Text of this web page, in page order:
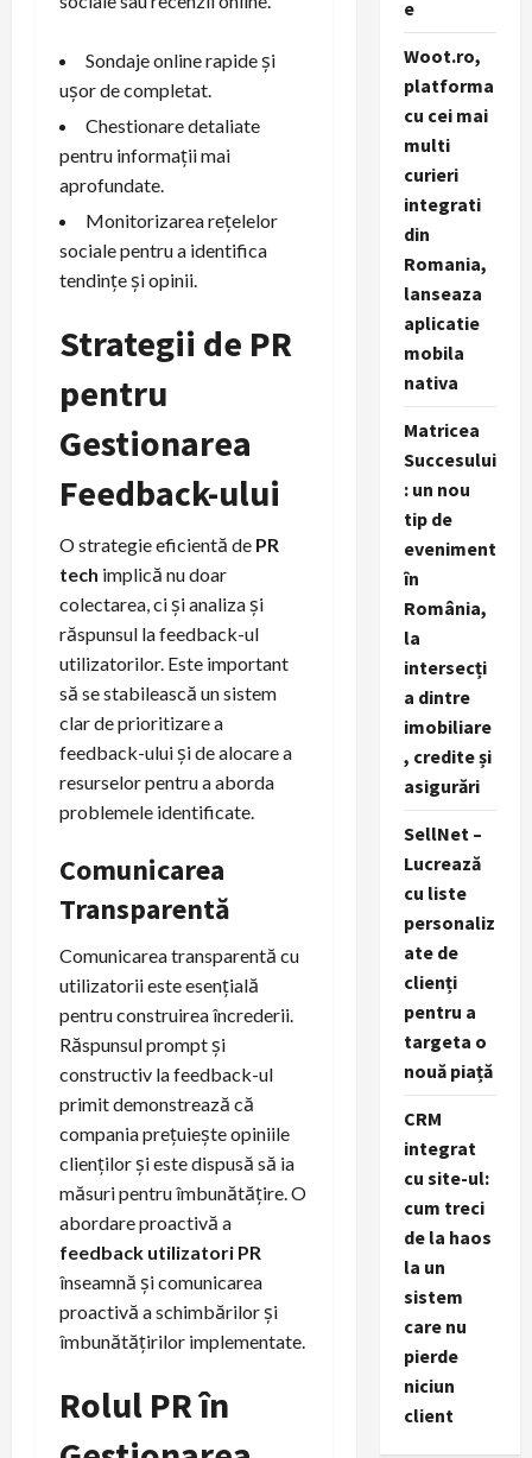
Sondaje online rapide și
ușor de completat.
Chestionare detaliate
pentru informații mai
aprofundate.
Monitorizarea rețelelor
sociale pentru a identifica
tendințe și opinii.
Strategii de PR
pentru
Gestionarea
Feedback-ului
O strategie eficientă de PR
tech implică nu doar
colectarea, ci și analiza și
răspunsul la feedback-ul
utilizatorilor. Este important
să se stabilească un sistem
clar de prioritizare a
feedback-ului și de alocare a
resurselor pentru a aborda
problemele identificate.
Comunicarea
Transparentă
Comunicarea transparentă cu
utilizatorii este esențială
pentru construirea încrederii.
Răspunsul prompt și
constructiv la feedback-ul
primit demonstrează că
compania prețuiește opiniile
clienților și este dispusă să ia
măsuri pentru îmbunătățire. O
abordare proactivă a
feedback utilizatori PR
înseamnă și comunicarea
proactivă a schimbărilor și
îmbunătățirilor implementate.
Rolul PR în
e
Woot.ro,
platforma
cu cei mai
multi
curieri
integrati
din
Romania,
lanseaza
aplicatie
mobila
nativa
Matricea
Succesului
: un nou
tip de
eveniment
în
România,
la
intersecți
a dintre
imobiliare
, credite și
asigurări
SellNet –
Lucrează
cu liste
personaliz
ate de
clienți
pentru a
targeta o
nouă piață
CRM
integrat
cu site-ul:
cum treci
de la haos
la un
sistem
care nu
pierde
niciun
client